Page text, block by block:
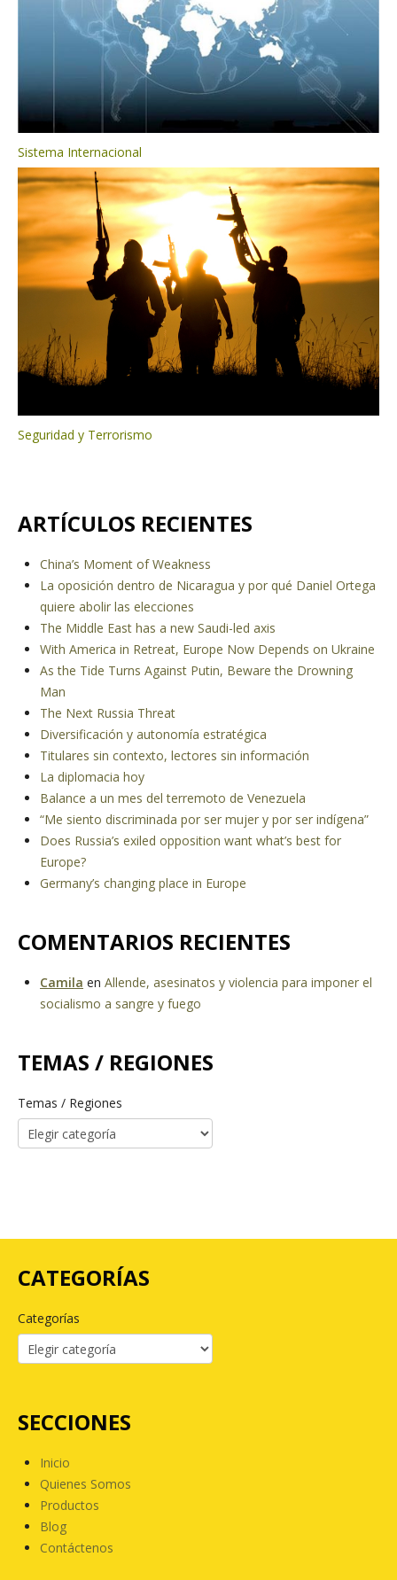
Sistema Internacional
Seguridad y Terrorismo
ARTÍCULOS RECIENTES
China’s Moment of Weakness
La oposición dentro de Nicaragua y por qué Daniel Ortega
quiere abolir las elecciones
The Middle East has a new Saudi-led axis
With America in Retreat, Europe Now Depends on Ukraine
As the Tide Turns Against Putin, Beware the Drowning
Man
The Next Russia Threat
Diversificación y autonomía estratégica
Titulares sin contexto, lectores sin información
La diplomacia hoy
Balance a un mes del terremoto de Venezuela
“Me siento discriminada por ser mujer y por ser indígena”
Does Russia’s exiled opposition want what’s best for
Europe?
Germany’s changing place in Europe
COMENTARIOS RECIENTES
Camila en Allende, asesinatos y violencia para imponer el
socialismo a sangre y fuego
TEMAS / REGIONES
Temas / Regiones
CATEGORÍAS
Categorías
SECCIONES
Inicio
Quienes Somos
Productos
Blog
Contáctenos